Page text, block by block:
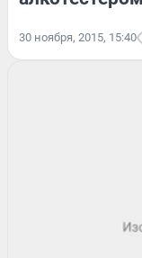
30 ноября, 2015, 15:40